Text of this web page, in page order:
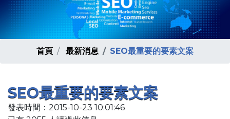
首頁 最新消息 SEO最重要的要素文案
SEO最重要的要素文案
發表時間：2015-10-23 10:01:46